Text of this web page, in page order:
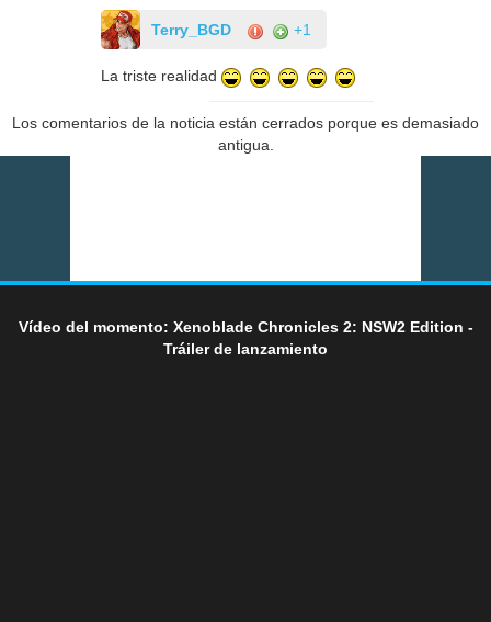
Terry_BGD +1
La triste realidad
Los comentarios de la noticia están cerrados porque es demasiado
antigua.
Vídeo del momento: Xenoblade Chronicles 2: NSW2 Edition -
Tráiler de lanzamiento